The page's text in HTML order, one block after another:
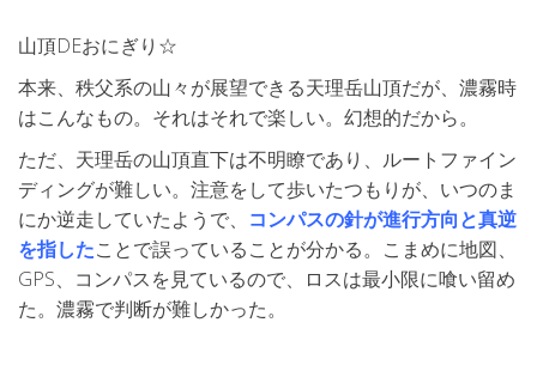
山頂DEおにぎり☆
本来、秩父系の山々が展望できる天理岳山頂だが、濃霧時
はこんなもの。それはそれで楽しい。幻想的だから。
ただ、天理岳の山頂直下は不明瞭であり、ルートファイン
ディングが難しい。注意をして歩いたつもりが、いつのま
にか逆走していたようで、 コンパスの針が進行方向と真逆
を指したことで誤っていることが分かる。こまめに地図、
GPS、コンパスを見ているので、ロスは最小限に喰い留め
た。濃霧で判断が難しかった。